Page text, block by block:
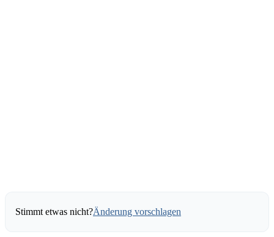
Stimmt etwas nicht?Änderung vorschlagen